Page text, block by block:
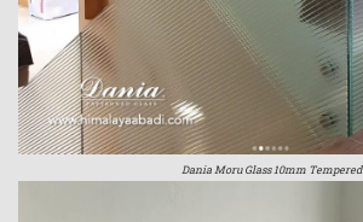
Dania Moru Glass 10mm Tempered